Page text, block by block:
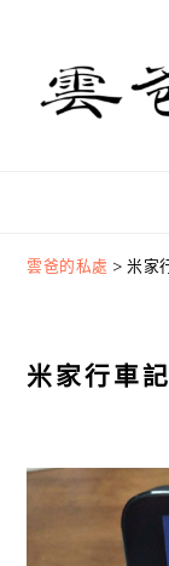
primary
navigation
content
primary
sidebar
雲爸的私處 >米家
米家行車